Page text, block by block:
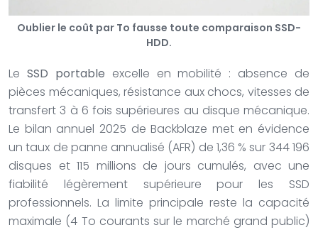
Oublier le coût par To fausse toute comparaison SSD-
HDD.
Le SSD portable excelle en mobilité : absence de
pièces mécaniques, résistance aux chocs, vitesses de
transfert 3 à 6 fois supérieures au disque mécanique.
Le bilan annuel 2025 de Backblaze met en évidence
un taux de panne annualisé (AFR) de 1,36 % sur 344 196
disques et 115 millions de jours cumulés, avec une
fiabilité légèrement supérieure pour les SSD
professionnels. La limite principale reste la capacité
maximale (4 To courants sur le marché grand public)